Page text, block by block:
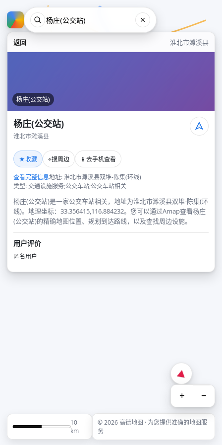
返回 淮北市濉溪县
杨庄(公交站)
杨庄(公交站)
淮北市濉溪县
★收藏 ⌖搜周边 📱 去手机查看
查看完整信息地址: 淮北市濉溪县双堆-陈集(环线)
类型: 交通设施服务;公交车站;公交车站相关
杨庄(公交站)是一家公交车站相关，地址为淮北市濉溪县双堆-陈集(环
线)。地理坐标：33.356415,116.884232。您可以通过Amap查看杨庄
(公交站)的精确地图位置、规划到达路线，以及查找周边设施。
用户评价
匿名用户
+ −
10
km
© 2026 高德地图 · 为您提供准确的地图服
务